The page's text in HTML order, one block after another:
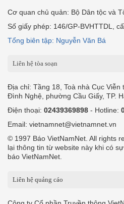
Cơ quan chủ quản: Bộ Dân tộc và
Số giấy phép: 146/GP-BVHTTDL,
Tổng biên tập: Nguyễn Văn Bá
Liên hệ tòa soạn
Địa chỉ: Tầng 18, Toà nhà Cục Viễn
Đình Nghệ, phường Cầu Giấy, TP.
Điện thoại: 02439369898 - Hotline:
Email: vietnamnet@vietnamnet.vn
© 1997 Báo VietNamNet. All rights
lại thông tin từ website này khi có
báo VietNamNet.
Liên hệ quảng cáo